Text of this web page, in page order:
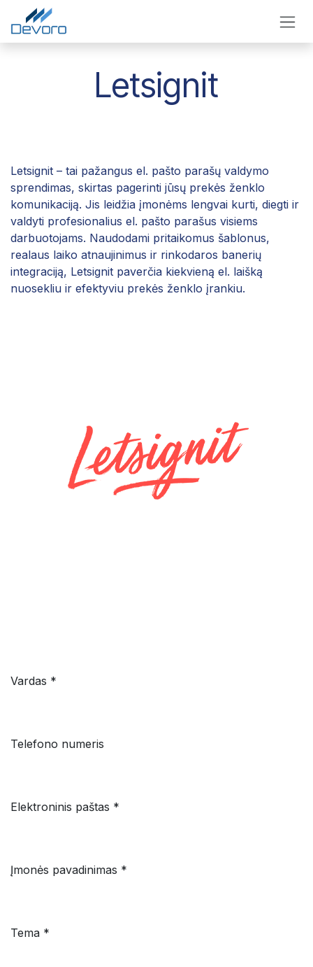
Skip to Content
Letsignit
Letsignit – tai pažangus el. pašto parašų valdymo
sprendimas, skirtas pagerinti jūsų prekės ženklo
komunikaciją. Jis leidžia įmonėms lengvai kurti, diegti ir
valdyti profesionalius el. pašto parašus visiems
darbuotojams. Naudodami pritaikomus šablonus,
realaus laiko atnaujinimus ir rinkodaros banerių
integraciją, Letsignit paverčia kiekvieną el. laišką
nuosekliu ir efektyviu prekės ženklo įrankiu.
Vardas *
Telefono numeris
Elektroninis paštas *
Įmonės pavadinimas *
Tema *